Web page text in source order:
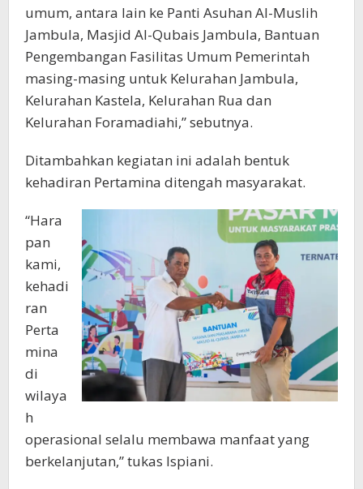
umum, antara lain ke Panti Asuhan Al-Muslih
Jambula, Masjid Al-Qubais Jambula, Bantuan
Pengembangan Fasilitas Umum Pemerintah
masing-masing untuk Kelurahan Jambula,
Kelurahan Kastela, Kelurahan Rua dan
Kelurahan Foramadiahi,” sebutnya.
Ditambahkan kegiatan ini adalah bentuk
kehadiran Pertamina ditengah masyarakat.
“Hara
pan
kami,
kehadi
ran
Perta
mina
di
wilaya
h
operasional selalu membawa manfaat yang
berkelanjutan,” tukas Ispiani.